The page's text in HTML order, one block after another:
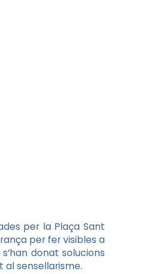
per la Plaça Sant
per fer visibles a
donat solucions
al sensellarisme.